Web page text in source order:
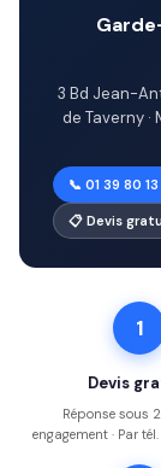
3 Bd Jean-
de Taverny
📞 01 39 80
📋 Devis
1
Devis
Réponse sous
engagement · Par